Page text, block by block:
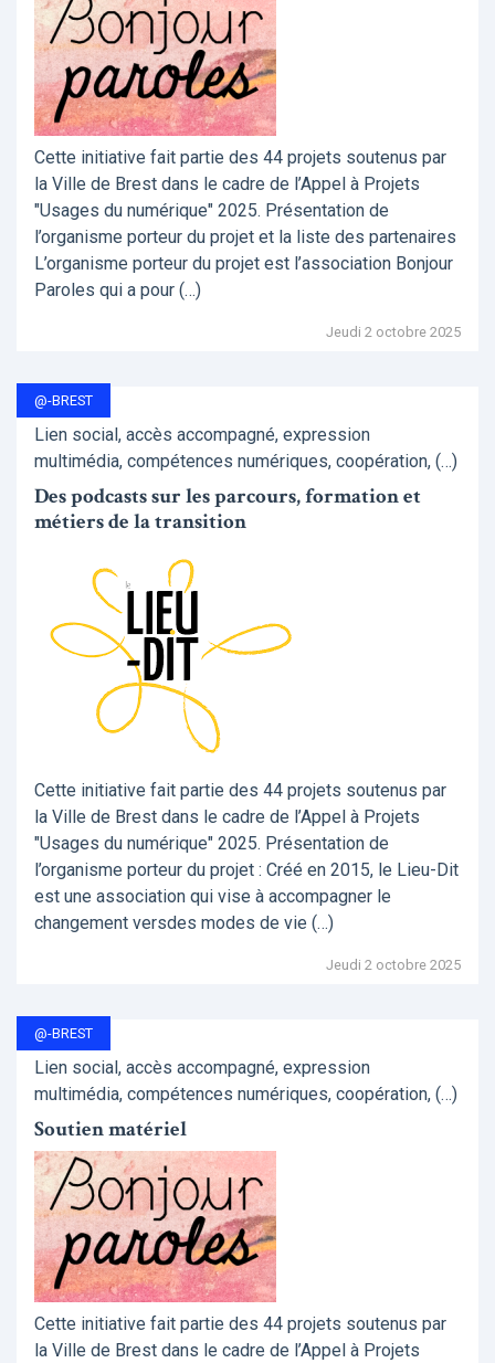
Cette initiative fait partie des 44 projets soutenus par
la Ville de Brest dans le cadre de l’Appel à Projets
"Usages du numérique" 2025. Présentation de
l’organisme porteur du projet et la liste des partenaires
L’organisme porteur du projet est l’association Bonjour
Paroles qui a pour (…)
Jeudi 2 octobre 2025
@-BREST
Lien social, accès accompagné, expression
multimédia, compétences numériques, coopération, (…)
Des podcasts sur les parcours, formation et
métiers de la transition
Cette initiative fait partie des 44 projets soutenus par
la Ville de Brest dans le cadre de l’Appel à Projets
"Usages du numérique" 2025. Présentation de
l’organisme porteur du projet : Créé en 2015, le Lieu-Dit
est une association qui vise à accompagner le
changement versdes modes de vie (…)
Jeudi 2 octobre 2025
@-BREST
Lien social, accès accompagné, expression
multimédia, compétences numériques, coopération, (…)
Soutien matériel
Cette initiative fait partie des 44 projets soutenus par
la Ville de Brest dans le cadre de l’Appel à Projets